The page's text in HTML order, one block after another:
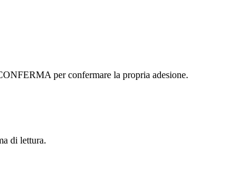
per confermare la propria adesione.
di lettura.